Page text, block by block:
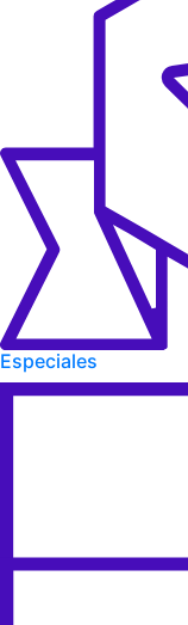
Especiales